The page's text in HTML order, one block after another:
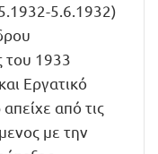
5.6.1932)
του 1933
Εργατικό
από τις
με την